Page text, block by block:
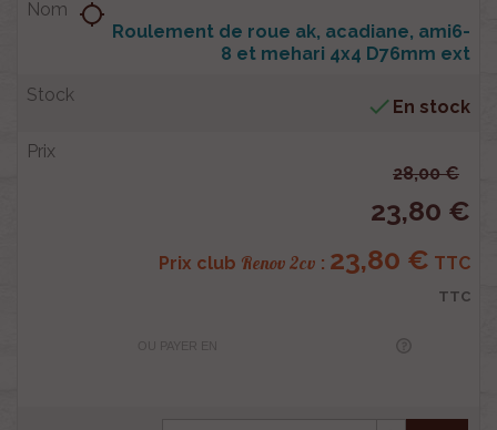
Roulement de roue ak, acadiane, ami6-
8 et mehari 4x4 D76mm ext
location_searching
 En stock
28,00 €
23,80 €
Prix club Renov 2cv : 23,80 € TTC
TTC
OU PAYER EN